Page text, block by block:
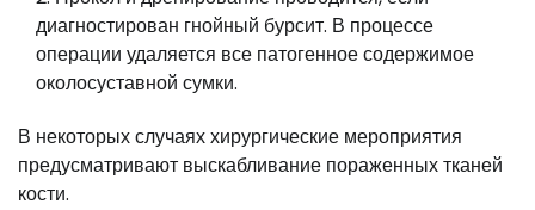
диагностирован гнойный бурсит. В процессе
операции удаляется все патогенное содержимое
околосуставной сумки.
В некоторых случаях хирургические мероприятия
предусматривают выскабливание пораженных тканей
кости.